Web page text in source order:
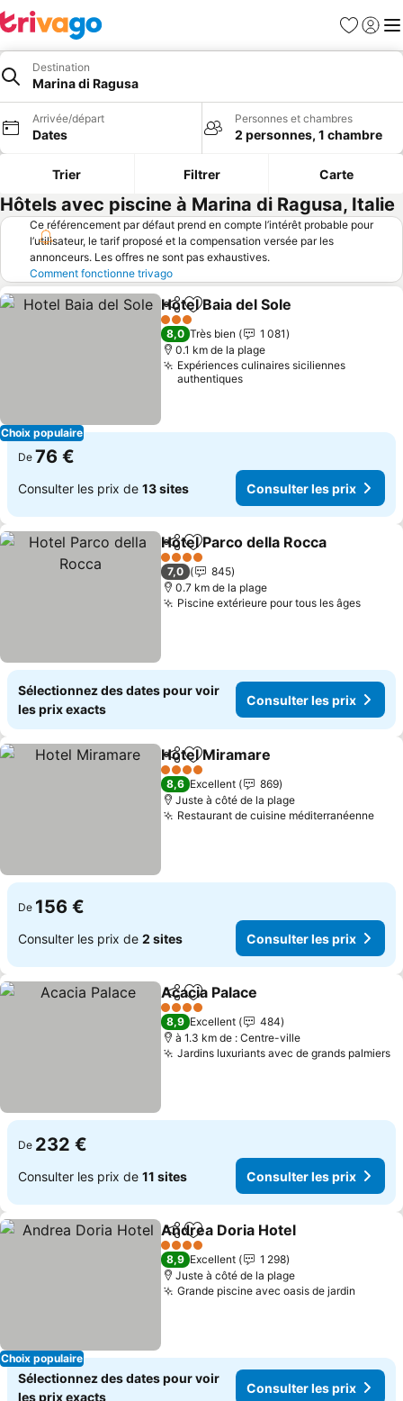
Favoris
Se
Destination
Marina di Ragusa
Arrivée/départ
Dates
Personnes et chambres
2 personnes, 1 chambre
Trier Filtrer Carte
Hôtels avec piscine à Marina di Ragusa, Italie
Ce référencement par défaut prend en compte l’intérêt probable pour
l’utilisateur, le tarif proposé et la compensation versée par les
annonceurs. Les offres ne sont pas exhaustives.
Comment fonctionne trivago
Choix populaire
PartagerAjouter à mes favoris
Hotel Baia del Sole
3 Étoiles
8,0 Très bien
1 081
0.1 km de la plage
Expériences culinaires siciliennes
authentiques
De 76 €
Consulter les prix de 13 sites Consulter les prix
PartagerAjouter à mes favoris
Hotel Parco della Rocca
4 Étoiles
7,0
845
0.7 km de la plage
Piscine extérieure pour tous les âges
Sélectionnez des dates pour voir
les prix exacts
Consulter les prix
PartagerAjouter à mes favoris
Hotel Miramare
4 Étoiles
8,6 Excellent
869
Juste à côté de la plage
Restaurant de cuisine méditerranéenne
De 156 €
Consulter les prix de 2 sites Consulter les prix
PartagerAjouter à mes favoris
Acacia Palace
4 Étoiles
8,9 Excellent
484
à 1.3 km de : Centre-ville
Jardins luxuriants avec de grands palmiers
De 232 €
Consulter les prix de 11 sites Consulter les prix
Choix populaire
PartagerAjouter à mes favoris
Andrea Doria Hotel
4 Étoiles
8,9 Excellent
1 298
Juste à côté de la plage
Grande piscine avec oasis de jardin
Sélectionnez des dates pour voir
les prix exacts
Consulter les prix